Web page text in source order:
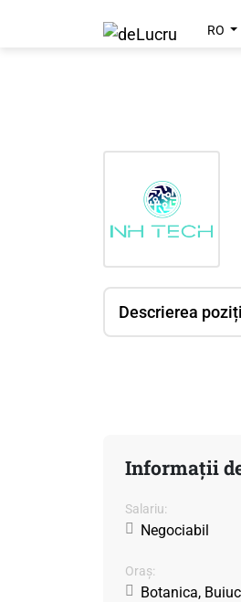
RO
Descrierea
Informații
Salariu:
Negociabil
Oraș:
Botanica,